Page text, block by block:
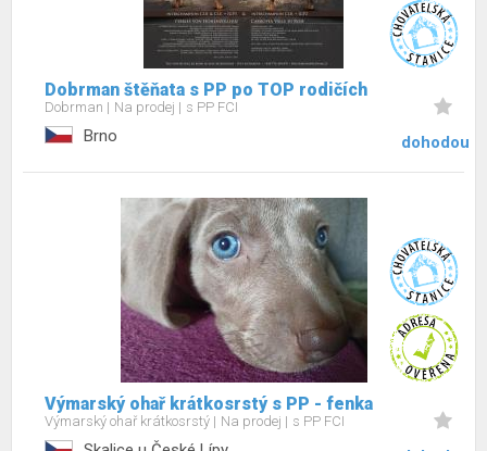
Dobrman štěňata s PP po TOP rodičích
Dobrman Na prodej s PP FCI
Brno dohodou
Výmarský ohař krátkosrstý s PP - fenka
Výmarský ohař krátkosrstý Na prodej s PP FCI